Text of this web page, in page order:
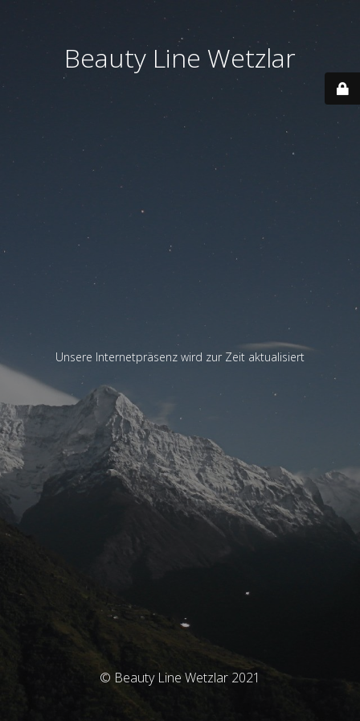
Beauty Line Wetzlar
Unsere Internetpräsenz wird zur Zeit aktualisiert
© Beauty Line Wetzlar 2021